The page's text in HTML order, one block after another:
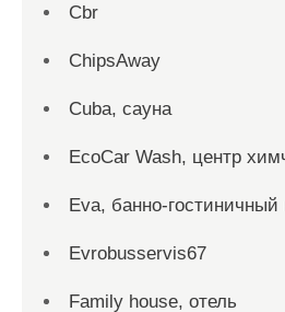
Cbr
ChipsAway
Cuba, сауна
EcoCar Wash, центр
Eva, банно-гостиничный
Evrobusservis67
Family house, отель